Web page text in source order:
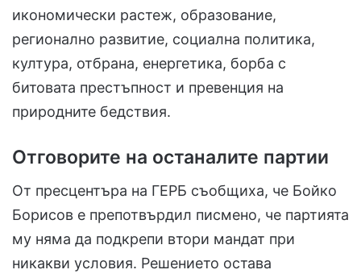
икономически растеж, образование,
регионално развитие, социална политика,
култура, отбрана, енергетика, борба с
битовата престъпност и превенция на
природните бедствия.
Отговорите на останалите партии
От пресцентъра на ГЕРБ съобщиха, че Бойко
Борисов е препотвърдил писмено, че партията
му няма да подкрепи втори мандат при
никакви условия. Решението остава